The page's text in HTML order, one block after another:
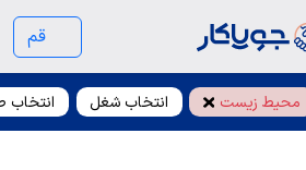
قم
محیط زیست انتخاب شغل